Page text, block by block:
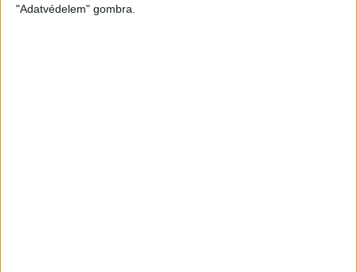
"Adatvédelem" gombra.
Végre kiderülhet, hogy melyik cég cserélt ki tavaly 16